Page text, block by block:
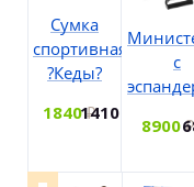
Сумка
спортивная
?Кеды?
18401410
с
8900